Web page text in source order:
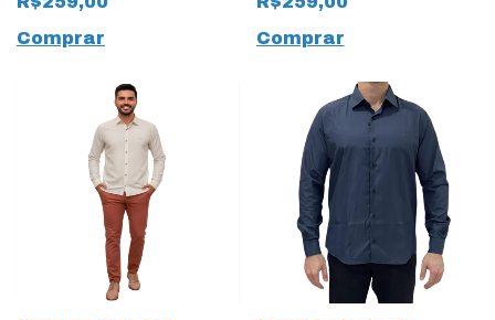
Tamanhos Especiais
Comprar
Comprar